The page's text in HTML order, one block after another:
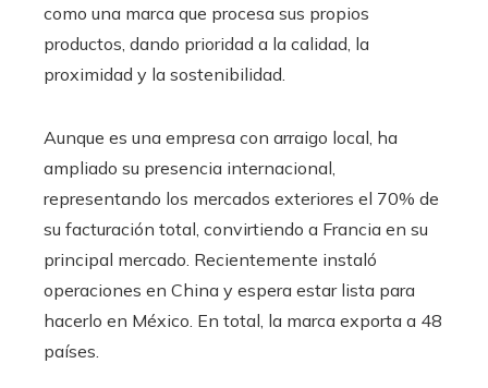
como una marca que procesa sus propios
productos, dando prioridad a la calidad, la
proximidad y la sostenibilidad.
Aunque es una empresa con arraigo local, ha
ampliado su presencia internacional,
representando los mercados exteriores el 70% de
su facturación total, convirtiendo a Francia en su
principal mercado. Recientemente instaló
operaciones en China y espera estar lista para
hacerlo en México. En total, la marca exporta a 48
países.